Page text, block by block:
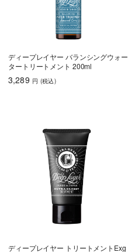
ディープレイヤー バランシングウォー
タートリートメント 200ml
3,289 円 (税込)
ディープレイヤー トリートメントExg